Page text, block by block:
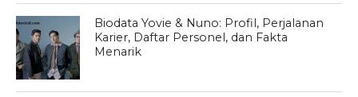
Biodata Yovie & Nuno: Profil, Perjalanan
Karier, Daftar Personel, dan Fakta
Menarik